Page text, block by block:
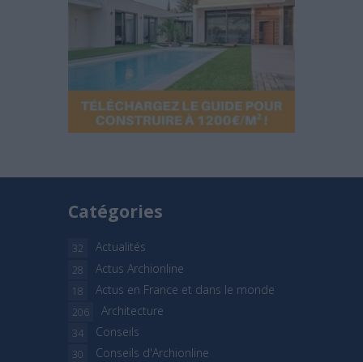
Catégories
Actualités
32
Actus Archionline
28
Actus en France et dans le monde
18
Architecture
206
Conseils
34
Conseils d'Archionline
30